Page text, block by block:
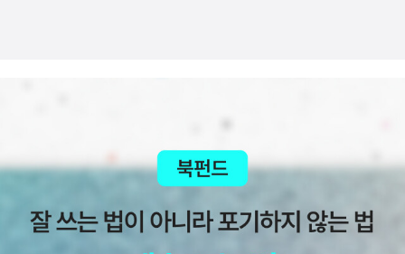
크루소가 어떻게 생활공간을 만들었는지를 봐서 그런지 자신만만이
다. 집 떠나면 고생인데 말이다. 우리집2호가 조금 더 자라서, 로빈슨
크루소의 마음변화를 이해할 때가 되면 다시 한 번 읽어봐야겠다.